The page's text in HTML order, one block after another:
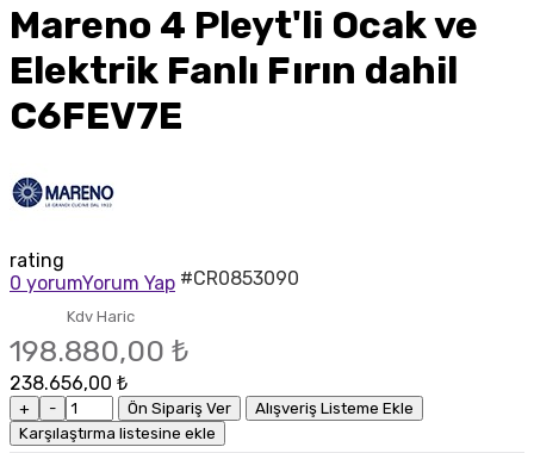
Mareno 4 Pleyt'li Ocak ve
Elektrik Fanlı Fırın dahil
C6FEV7E
rating
0 yorumYorum Yap #CR0853090
Kdv Haric
198.880,00 ₺
238.656,00 ₺
+ - Ön Sipariş Ver
Alışveriş Listeme Ekle
Karşılaştırma listesine ekle